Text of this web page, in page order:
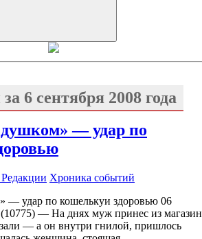
Искать
6 сентября 2008 года
— удар по
Хроника событий
— удар по кошелькуи здоровью 06
— На днях муж принес из
— а он внутри гнилой, пришлось